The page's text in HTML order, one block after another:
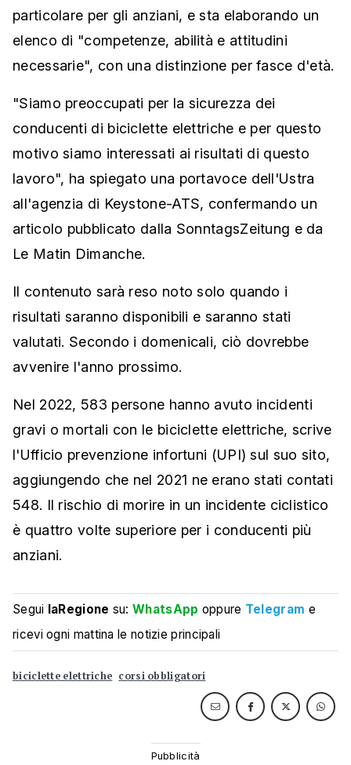
particolare per gli anziani, e sta elaborando un
elenco di "competenze, abilità e attitudini
necessarie", con una distinzione per fasce d'età.
"Siamo preoccupati per la sicurezza dei
conducenti di biciclette elettriche e per questo
motivo siamo interessati ai risultati di questo
lavoro", ha spiegato una portavoce dell'Ustra
all'agenzia di Keystone-ATS, confermando un
articolo pubblicato dalla SonntagsZeitung e da
Le Matin Dimanche.
Il contenuto sarà reso noto solo quando i
risultati saranno disponibili e saranno stati
valutati. Secondo i domenicali, ciò dovrebbe
avvenire l'anno prossimo.
Nel 2022, 583 persone hanno avuto incidenti
gravi o mortali con le biciclette elettriche, scrive
l'Ufficio prevenzione infortuni (UPI) sul suo sito,
aggiungendo che nel 2021 ne erano stati contati
548. Il rischio di morire in un incidente ciclistico
è quattro volte superiore per i conducenti più
anziani.
Segui laRegione su:WhatsApp oppure Telegram e
ricevi ogni mattina le notizie principali
biciclette elettriche corsi obbligatori